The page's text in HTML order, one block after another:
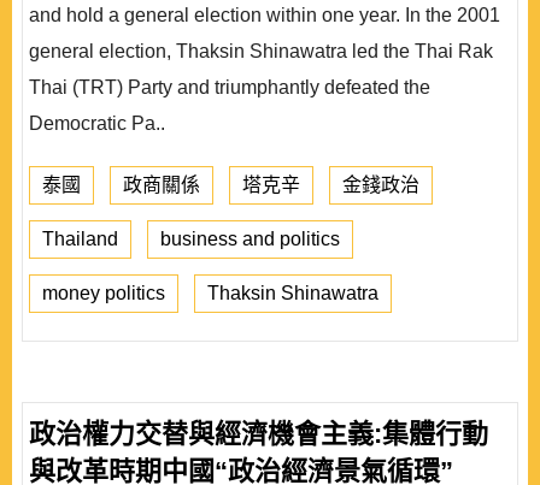
and hold a general election within one year. In the 2001
general election, Thaksin Shinawatra led the Thai Rak
Thai (TRT) Party and triumphantly defeated the
Democratic Pa..
泰國 政商關係 塔克辛 金錢政治
Thailand business and politics
money politics Thaksin Shinawatra
政治權力交替與經濟機會主義:集體行動
與改革時期中國“政治經濟景氣循環”